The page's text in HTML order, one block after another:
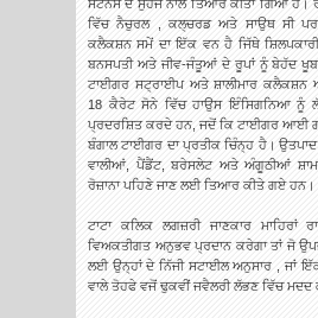
ਸਟੋਨਸ ਦੇ ਸੁਹਜ ਨਾਲ ਤਿਆਰ ਕੀਤਾ ਗਿਆ ਹੈ।
ਵਿੱਚ ਨੈਚੁਰਲ , ਕਲ੍ਚਰਡ ਅਤੇ ਸਾਉਥ ਸੀ
ਕਲੈਕਸ਼ਨ ਸਮੇਂ ਦਾ ਇੱਕ ਵਨ ਹੈ ਜਿੱਥੇ
ਬਨਸਪਤੀ ਅਤੇ ਜੀਵ-ਜੰਤੂਆਂ ਦੇ ਰੂਪਾਂ ਨੂੰ ਬੇਹੱਦ
ਟਾਈਗਰ ਸਟ੍ਰਾਈਪ ਅਤੇ ਸ਼ਾਲੀਮਾਰ
18 ਕੈਰੇਟ ਸੋਨੇ ਵਿੱਚ ਹਾਉਸ ਇੰਸਿਗਨਿਆ ਨੂੰ
ਪ੍ਰਦਰਸ਼ਿਤ ਕਰਦੇ ਹਨ, ਜਦੋਂ ਕਿ ਟਾਈਗਰ ਆਈ
ਬੰਗਾਲ ਟਾਈਗਰ ਦਾ ਪ੍ਰਤੀਕ ਚਿੰਨ੍ਹ ਹੈ।
ਵਾਲੀਆਂ, ਪੈਂਡੈਂਟ, ਬਰੇਸਲੇਟ ਅਤੇ ਅੰਗੂਠੀਆਂ
ਰੋਜ਼ਾਨਾ ਪਹਿਣੇ ਜਾਣ ਲਈ ਤਿਆਰ ਕੀਤੇ ਗਏ ਹਨ।
ਟਾਟਾ ਕਲਿਕ ਲਗਜ਼ਰੀ ਜਾਣਕਾਰ ਮਾਹਿਰਾਂ
ਵਿਅਕਤੀਗਤ ਅਨੁਭਵ ਪ੍ਰਦਾਨ ਕਰੇਗਾ ਤਾਂ ਜੋ
ਲਈ ਉਨ੍ਹਾਂ ਦੇ ਨਿੱਜੀ ਸਟਾਈਲ ਅਨੁਸਾਰ , ਜਾਂ
ਵਾਲੇ ਤੋਹਫੇ ਵਜੋਂ ਢੁਕਵੀਂ ਜਵੈਲਰੀ ਲੱਭਣ ਵਿੱਚ ਮਦਦ